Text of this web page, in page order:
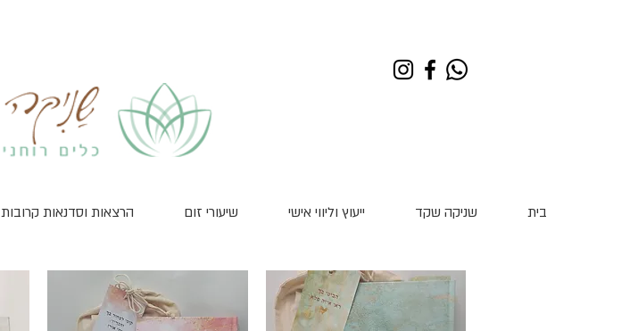
בית שניקה שקד ייעוץ וליווי אישי שיעורי זום הרצאות וסדנאות קרובות